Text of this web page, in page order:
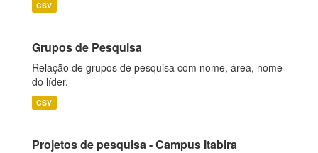
CSV
Grupos de Pesquisa
Relação de grupos de pesquisa com nome, área, nome
do líder.
CSV
Projetos de pesquisa - Campus Itabira